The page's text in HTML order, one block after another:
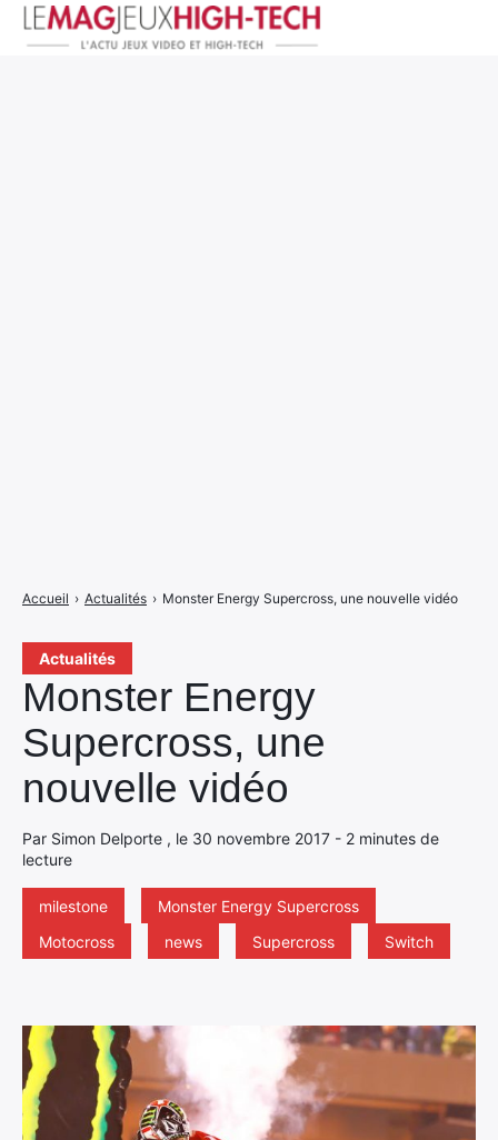
Actualités
Monster Energy
Supercross, une
nouvelle vidéo
Par Simon Delporte , le 30 novembre 2017 - 2 minutes de
lecture
milestone
Monster Energy Supercross
Motocross
news Supercross Switch
Accueil › Actualités › Monster Energy Supercross, une nouvelle vidéo